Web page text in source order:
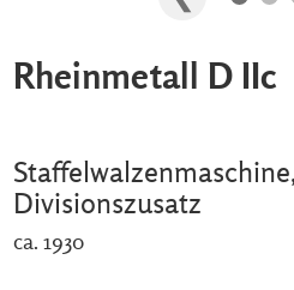
Rheinmetall D IIc
Divisionszusatz
ca. 1930